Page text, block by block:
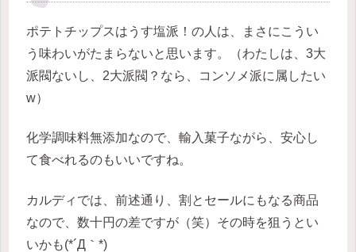
ポテトチップスはうす塩派！の人は、まさにこうい
う味わいがたまらないと思います。（わたしは、3大
派閥ないし、2大派閥？なら、コンソメ派に属したい
w）
化学調味料無添加なので、輸入菓子ながら、安心し
て食べれるのもいいですね。
カルディでは、前述通り、割とセールにもなる商品
なので、数十円の差ですが（笑）その時を狙うとい
いかも(*´Д｀*)